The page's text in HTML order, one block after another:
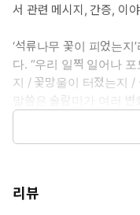
서 관련 메시지, 간증, 이
‘석류나무 꽃이 피었는
다. “우리 일찍 일어나
지 / 꽃망울이 터졌는지 /
말씀은 술람미가 여러 변
된 후에도 더 전진하여
돌보아야 한다는 것을
있도록 도와서, 그들을
리뷰